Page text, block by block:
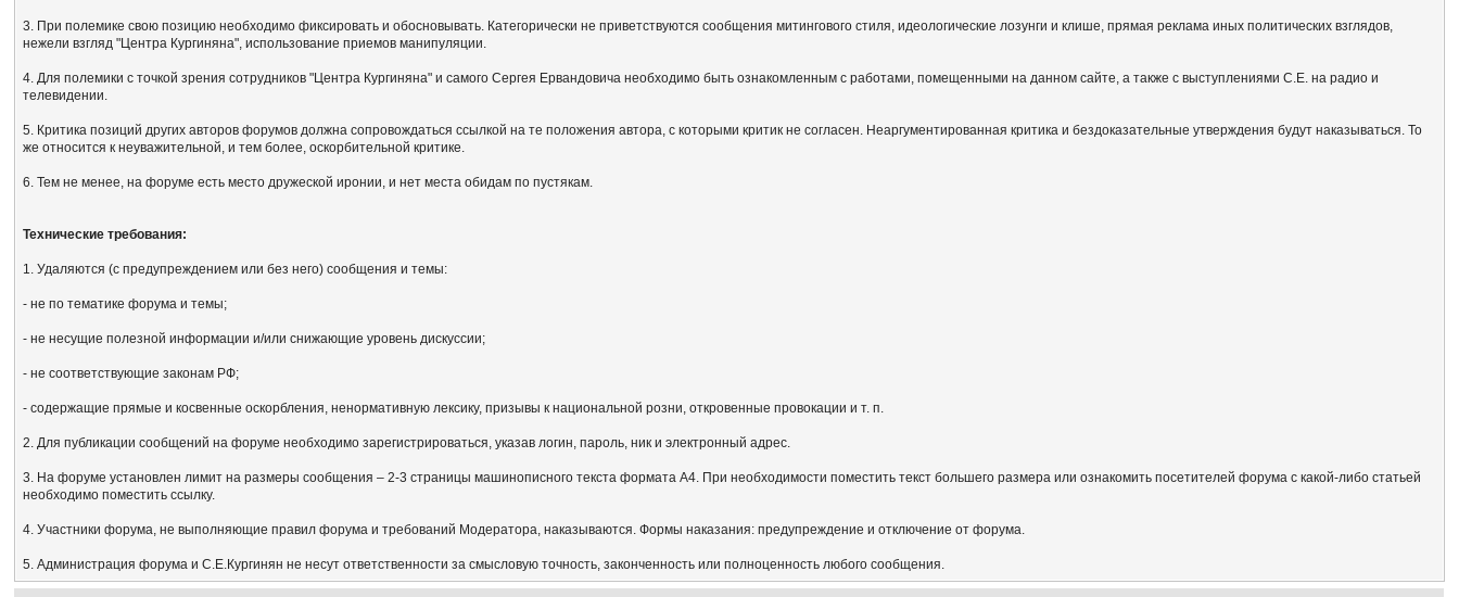
3. При полемике свою позицию необходимо фиксировать и обосновывать. Категорически не приветствуются сообщения митингового стиля, идеологические лозунги и клише, прямая реклама иных политических взглядов,
нежели взгляд "Центра Кургиняна", использование приемов манипуляции.
4. Для полемики с точкой зрения сотрудников "Центра Кургиняна" и самого Сергея Ервандовича необходимо быть ознакомленным с работами, помещенными на данном сайте, а также с выступлениями С.Е. на радио и
телевидении.
5. Критика позиций других авторов форумов должна сопровождаться ссылкой на те положения автора, с которыми критик не согласен. Неаргументированная критика и бездоказательные утверждения будут наказываться. То
же относится к неуважительной, и тем более, оскорбительной критике.
6. Тем не менее, на форуме есть место дружеской иронии, и нет места обидам по пустякам.
Технические требования:
1. Удаляются (с предупреждением или без него) сообщения и темы:
- не по тематике форума и темы;
- не несущие полезной информации и/или снижающие уровень дискуссии;
- не соответствующие законам РФ;
- содержащие прямые и косвенные оскорбления, ненормативную лексику, призывы к национальной розни, откровенные провокации и т. п.
2. Для публикации сообщений на форуме необходимо зарегистрироваться, указав логин, пароль, ник и электронный адрес.
3. На форуме установлен лимит на размеры сообщения – 2-3 страницы машинописного текста формата А4. При необходимости поместить текст большего размера или ознакомить посетителей форума с какой-либо статьей
необходимо поместить ссылку.
4. Участники форума, не выполняющие правил форума и требований Модератора, наказываются. Формы наказания: предупреждение и отключение от форума.
5. Администрация форума и С.Е.Кургинян не несут ответственности за смысловую точность, законченность или полноценность любого сообщения.